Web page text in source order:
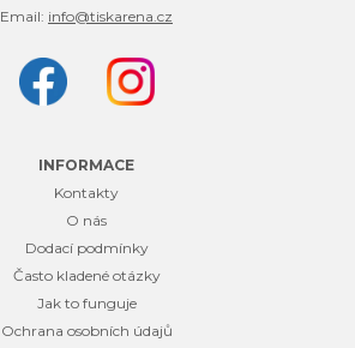
Email: info@tiskarena.cz
INFORMACE
Kontakty
O nás
Dodací podmínky
Často kladené otázky
Jak to funguje
Ochrana osobních údajů